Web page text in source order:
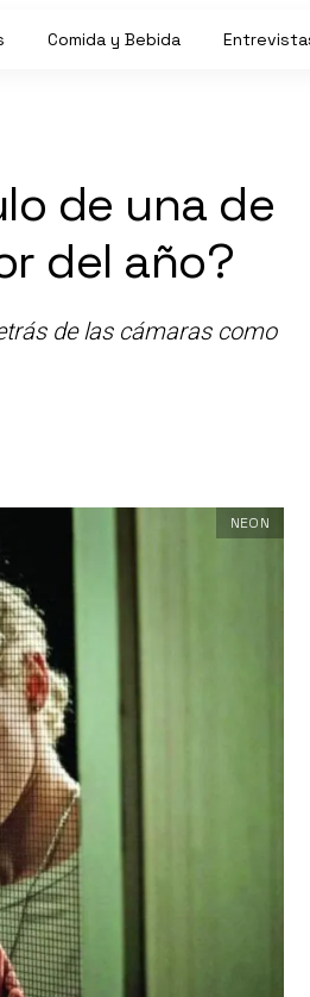
Comida y Bebida
de una de
del año?
de las cámaras como
NEON